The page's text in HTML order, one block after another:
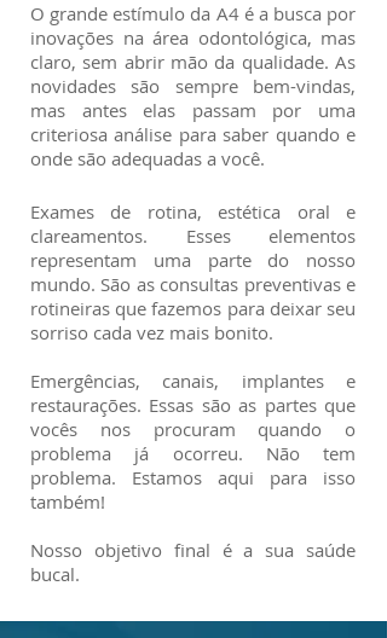
O grande estímulo da A4 é a busca por
inovações na área odontológica, mas
claro, sem abrir mão da qualidade. As
novidades são sempre bem-vindas,
mas antes elas passam por uma
criteriosa análise para saber quando e
onde são adequadas a você.
Exames de rotina, estética oral e
clareamentos. Esses elementos
representam uma parte do nosso
mundo. São as consultas preventivas e
rotineiras que fazemos para deixar seu
sorriso cada vez mais bonito.
Emergências, canais, implantes e
restaurações. Essas são as partes que
vocês nos procuram quando o
problema já ocorreu. Não tem
problema. Estamos aqui para isso
também!
Nosso objetivo final é a sua saúde
bucal.